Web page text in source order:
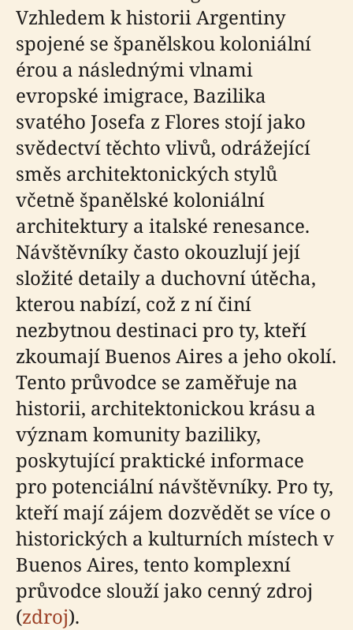
Vzhledem k historii Argentiny
spojené se španělskou koloniální
érou a následnými vlnami
evropské imigrace, Bazilika
svatého Josefa z Flores stojí jako
svědectví těchto vlivů, odrážející
směs architektonických stylů
včetně španělské koloniální
architektury a italské renesance.
Návštěvníky často okouzlují její
složité detaily a duchovní útěcha,
kterou nabízí, což z ní činí
nezbytnou destinaci pro ty, kteří
zkoumají Buenos Aires a jeho okolí.
Tento průvodce se zaměřuje na
historii, architektonickou krásu a
význam komunity baziliky,
poskytující praktické informace
pro potenciální návštěvníky. Pro ty,
kteří mají zájem dozvědět se více o
historických a kulturních místech v
Buenos Aires, tento komplexní
průvodce slouží jako cenný zdroj
(zdroj).